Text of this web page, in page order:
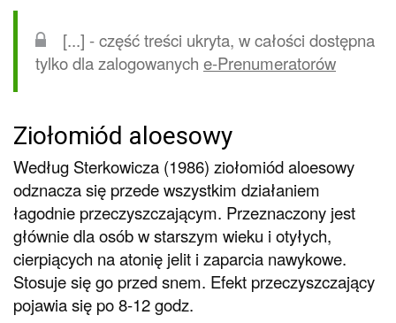
[...] - część treści ukryta, w całości dostępna
tylko dla zalogowanych e-Prenumeratorów
Ziołomiód aloesowy
Według Sterkowicza (1986) ziołomiód aloesowy
odznacza się przede wszystkim działaniem
łagodnie przeczyszczającym. Przeznaczony jest
głównie dla osób w starszym wieku i otyłych,
cierpiących na atonię jelit i zaparcia nawykowe.
Stosuje się go przed snem. Efekt przeczyszczający
pojawia się po 8-12 godz.